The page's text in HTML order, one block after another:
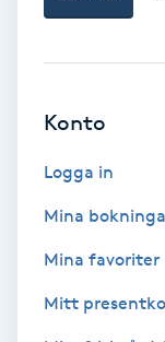
Yogamassage
Zonterapi
Konto
Logga in
Mina
Mina favoriter
Mitt